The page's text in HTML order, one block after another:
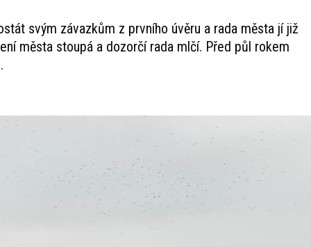
svým závazkům z prvního úvěru a rada města jí již
města stoupá a dozorčí rada mlčí. Před půl rokem